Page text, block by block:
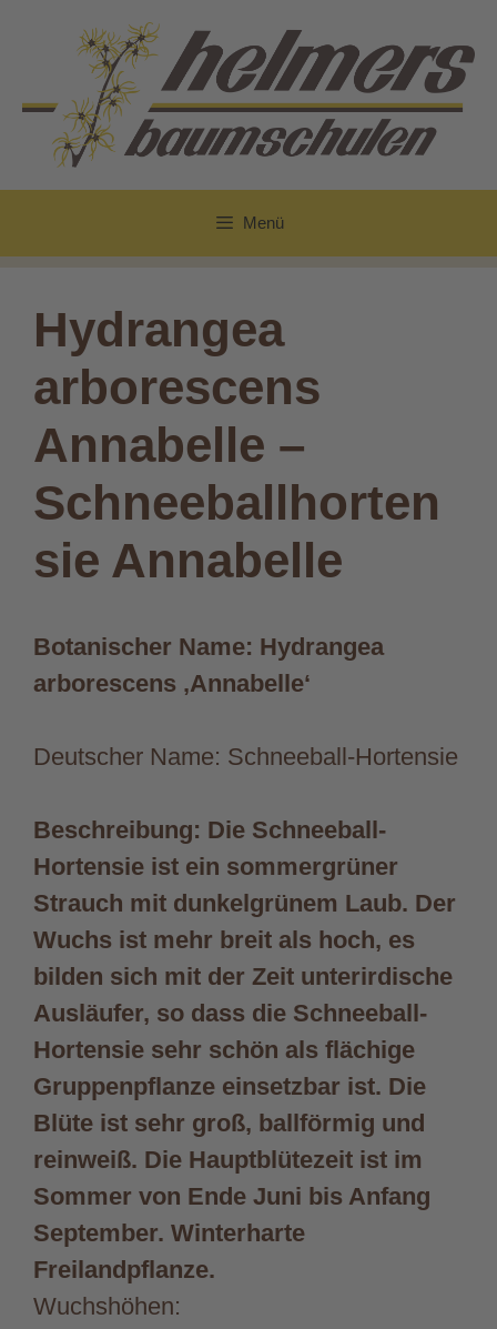
springen
Menü
Hydrangea
arborescens
Annabelle –
Schneeballhorten
sie Annabelle
Botanischer Name: Hydrangea
arborescens ‚Annabelle‘
Deutscher Name: Schneeball-Hortensie
Beschreibung: Die Schneeball-
Hortensie ist ein sommergrüner
Strauch mit dunkelgrünem Laub. Der
Wuchs ist mehr breit als hoch, es
bilden sich mit der Zeit unterirdische
Ausläufer, so dass die Schneeball-
Hortensie sehr schön als flächige
Gruppenpflanze einsetzbar ist. Die
Blüte ist sehr groß, ballförmig und
reinweiß. Die Hauptblütezeit ist im
Sommer von Ende Juni bis Anfang
September. Winterharte
Freilandpflanze.
Wuchshöhen: